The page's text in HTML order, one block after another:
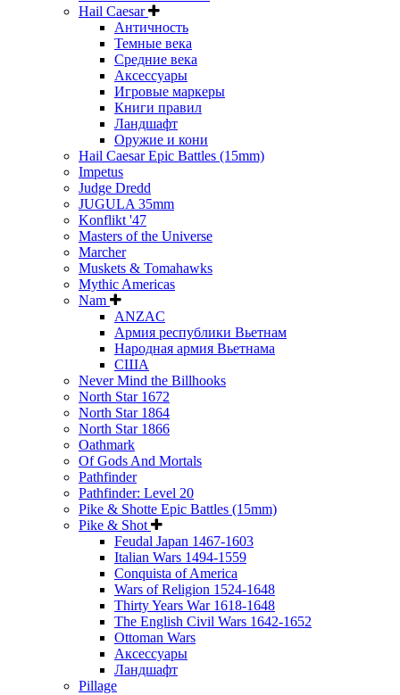
Hail Caesar
Античность
Темные века
Средние века
Аксессуары
Игровые маркеры
Книги правил
Ландшафт
Оружие и кони
Hail Caesar Epic Battles (15mm)
Impetus
Judge Dredd
JUGULA 35mm
Konflikt '47
Masters of the Universe
Marcher
Muskets & Tomahawks
Mythic Americas
Nam
ANZAC
Армия республики Вьетнам
Народная армия Вьетнама
США
Never Mind the Billhooks
North Star 1672
North Star 1864
North Star 1866
Oathmark
Of Gods And Mortals
Pathfinder
Pathfinder: Level 20
Pike & Shotte Epic Battles (15mm)
Pike & Shot
Feudal Japan 1467-1603
Italian Wars 1494-1559
Conquista of America
Wars of Religion 1524-1648
Thirty Years War 1618-1648
The English Civil Wars 1642-1652
Ottoman Wars
Аксессуары
Ландшафт
Pillage